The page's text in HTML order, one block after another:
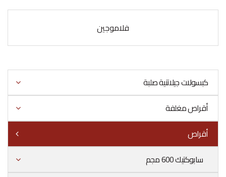
كبسولات جيلاتنية صلبة
أقراص مغلفة
أقراص
سابوكتيك 600 مجم
فلاموجين